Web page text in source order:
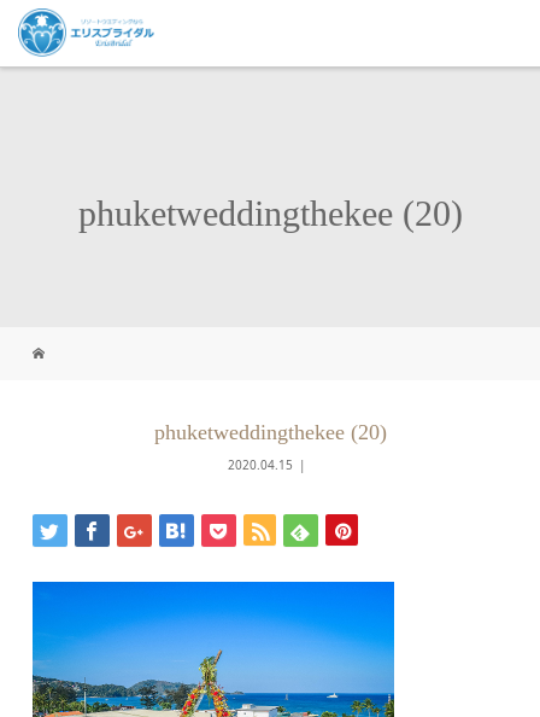
phuketweddingthekee (20)
phuketweddingthekee (20)
2020.04.15